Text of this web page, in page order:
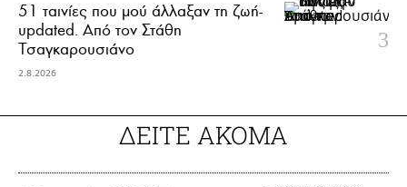
51 ταινίες που μού άλλαξαν τη ζωή-
updated. Aπό τον Στάθη
Τσαγκαρουσιάνο
2.8.2026
ΔΕΙΤΕ ΑΚΟΜΑ